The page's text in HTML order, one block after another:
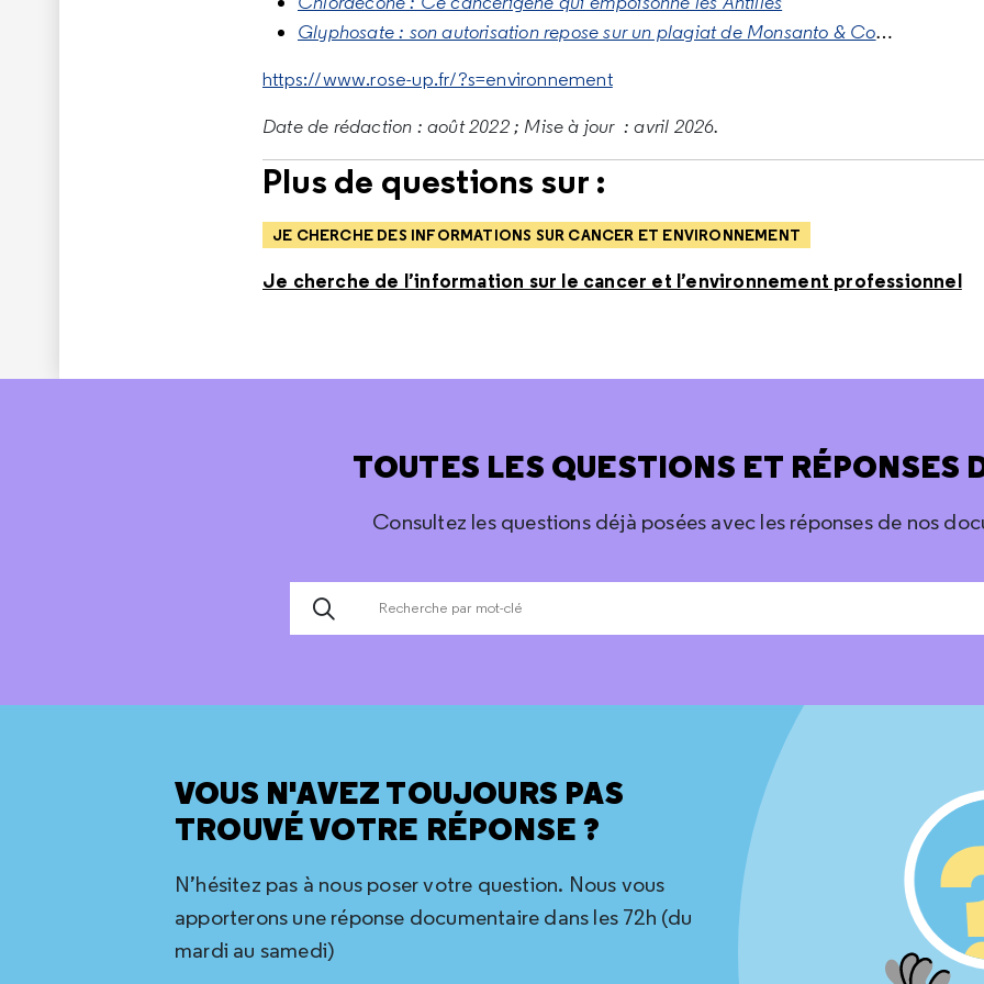
Glyphosate : son autorisation repose sur un plagiat de Monsanto & Co…
https://www.rose-up.fr/?s=environnement
Date de rédaction : août 2022 ; Mise à jour : avril 2026.
Plus de questions sur :
JE CHERCHE DES INFORMATIONS SUR CANCER ET ENVIRONNEMENT
Je cherche de l’information sur le cancer et l’environnement professionnel
TOUTES LES QUESTIONS ET RÉPONSES
Consultez les questions déjà posées avec les réponses de nos
VOUS N'AVEZ TOUJOURS PAS
TROUVÉ VOTRE RÉPONSE ?
N’hésitez pas à nous poser votre question. Nous vous
apporterons une réponse documentaire dans les 72h (du
mardi au samedi)